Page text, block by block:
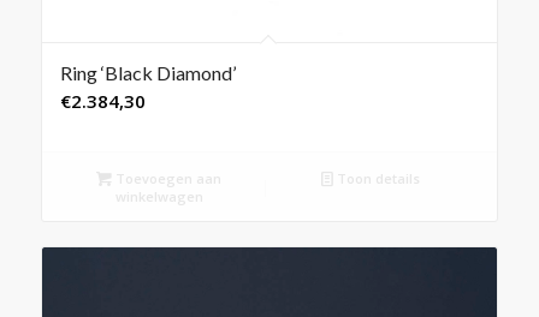
Ring ‘Black Diamond’
€2.384,30
Toevoegen aan
winkelwagen
Toon details